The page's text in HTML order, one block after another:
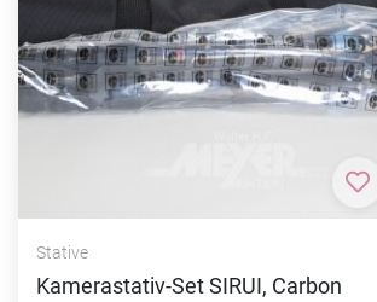
Stative
Kamerastativ-Set SIRUI, Carbon